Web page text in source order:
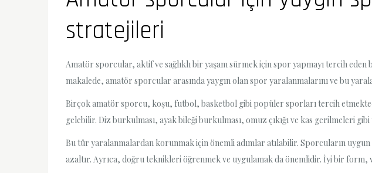
stratejileri
Amatör sporcular, aktif ve sağlıklı bir yaşam sürmek için spor yapmayı tercih
makalede, amatör sporcular arasında yaygın olan spor yaralanmalarını ve bu
Birçok amatör sporcu, koşu, futbol, basketbol gibi popüler sporları tercih
gelebilir. Diz burkulması, ayak bileği burkulması, omuz çıkığı ve kas gerilmeleri
Bu tür yaralanmalardan korunmak için önemli adımlar atılabilir. Sporcuların
azaltır. Ayrıca, doğru teknikleri öğrenmek ve uygulamak da önemlidir. İyi bir